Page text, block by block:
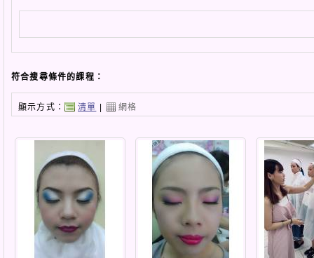
符合搜尋條件的課程：
顯示方式： 清單 | 網格